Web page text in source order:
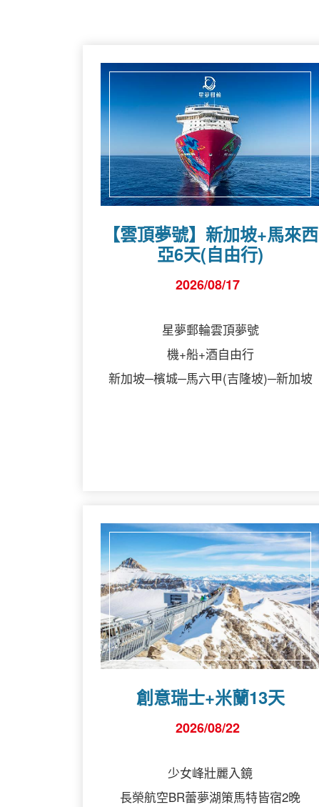
【雲頂夢號】新加坡+馬來西
亞6天(自由行)
2026/08/17
星夢郵輪雲頂夢號
機+船+酒自由行
新加坡─檳城─馬六甲(吉隆坡)─新加坡
創意瑞士+米蘭13天
2026/08/22
少女峰壯麗入鏡
長榮航空BR蕾夢湖策馬特皆宿2晚